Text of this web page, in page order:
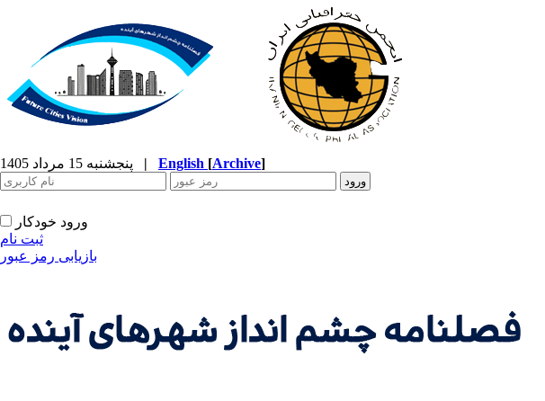
| English [Archive]
ورود خودکار
ثبت نام
بازیابی رمز عبور